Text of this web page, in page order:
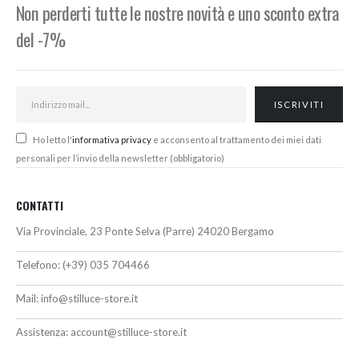
Non perderti tutte le nostre novità e uno sconto extra
del -7%
Ho letto l'informativa privacy e acconsento al trattamento dei miei dati
personali per l’invio della newsletter (obbligatorio)
CONTATTI
Via Provinciale, 23 Ponte Selva (Parre) 24020 Bergamo
Telefono: (+39) 035 704466
Mail:info@stilluce-store.it
Assistenza: account@stilluce-store.it